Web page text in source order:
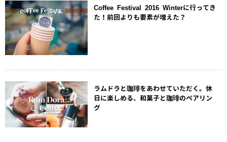
Coffee Festival 2016 Winterに行ってき
た！前回よりも要素が増えた？
ラムドラと珈琲をあわせていただく。休
日に楽しめる、和菓子と珈琲のペアリン
グ